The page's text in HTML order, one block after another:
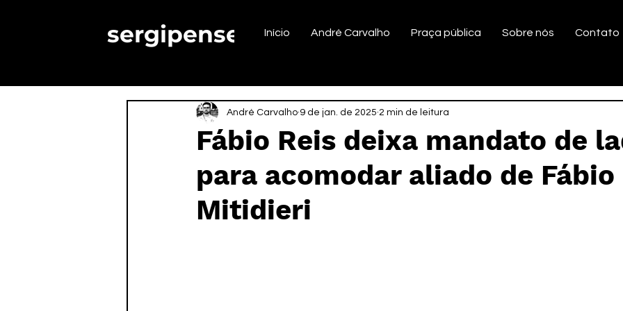
sergipense. Início André Carvalho Praça pública Sobre nós Contato
Fábio Reis deixa mandato de
para acomodar aliado de Fábio
Mitidieri
André Carvalho 9 de jan. de 2025 2 min de leitura